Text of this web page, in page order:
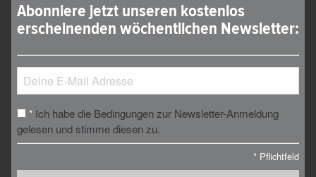
Abonniere jetzt unseren kostenlos
erscheinenden wöchentlichen Newsletter:
* Ich habe die Bedingungen zur Newsletter-Anmeldung
gelesen und stimme diesen zu.
* Pflichtfeld